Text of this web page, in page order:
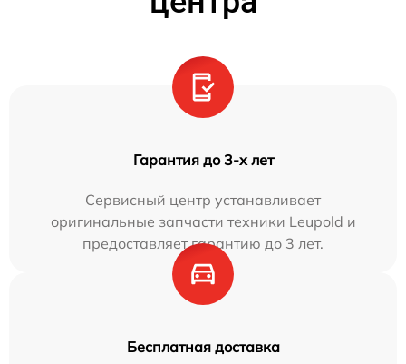
Гарантия до 3-х лет
Сервисный центр устанавливает
оригинальные запчасти техники Leupold и
предоставляет гарантию до 3 лет.
Бесплатная доставка